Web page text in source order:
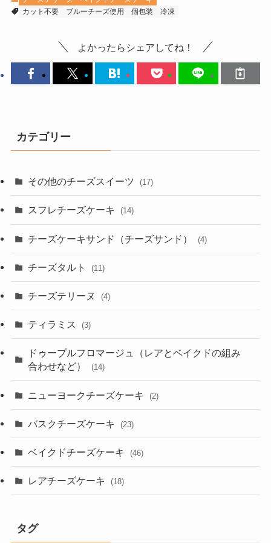
カット不要
ブルーチーズ使用 個包装 冷凍
よかったらシェアしてね！
カテゴリー
その他のチーズスイーツ (17)
スフレチーズケーキ (14)
チーズケーキサンド（チーズサンド） (4)
チーズタルト (11)
チーズテリーヌ (4)
ティラミス (3)
ドゥーブルフロマージュ（レアとベイクドの組み
合わせなど）
(14)
ニューヨークチーズケーキ (2)
バスクチーズケーキ (23)
ベイクドチーズケーキ (46)
レアチーズケーキ (18)
タグ